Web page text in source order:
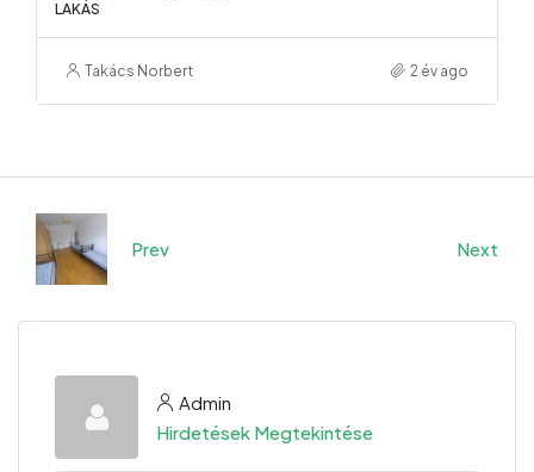
LAKÁS
Takács Norbert 2 év ago
Prev Next
Admin
Hirdetések Megtekintése